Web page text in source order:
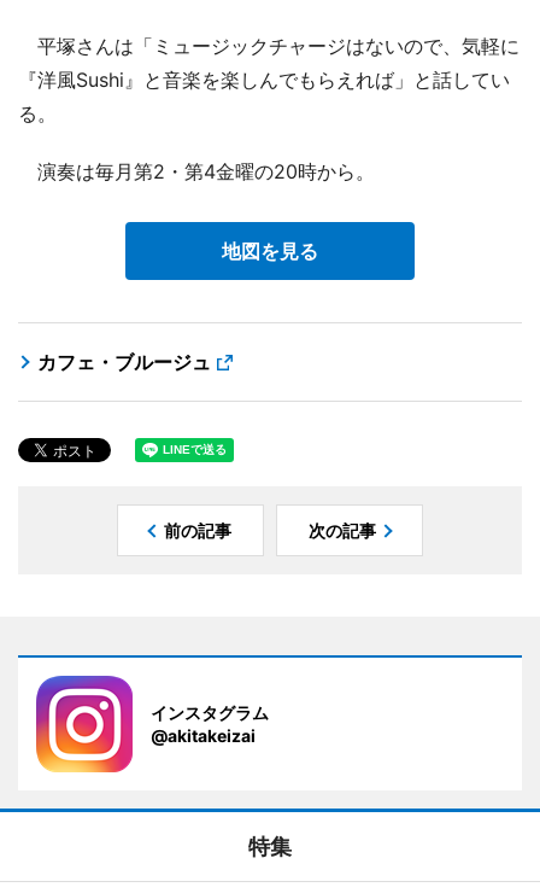
平塚さんは「ミュージックチャージはないので、気軽に
『洋風Sushi』と音楽を楽しんでもらえれば」と話してい
る。
演奏は毎月第2・第4金曜の20時から。
地図を見る
カフェ・ブルージュ
前の記事 次の記事
インスタグラム
@akitakeizai
特集